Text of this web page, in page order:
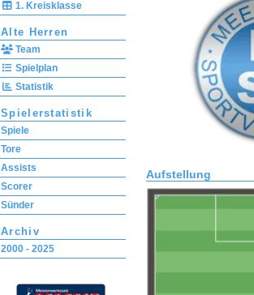
1. Kreisklasse
Alte Herren
Team
Spielplan
Statistik
Spielerstatistik
Spiele
Tore
Assists
Scorer
Sünder
Archiv
2000 - 2025
Aufstellung